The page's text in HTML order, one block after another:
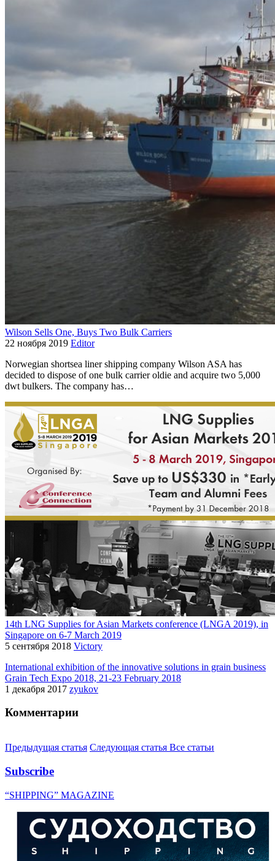
Wilson Sells One, Buys Two Bulk Carriers
22 ноября 2019 Editor
Norwegian shortsea liner shipping company Wilson ASA has
decided to dispose of one bulk carrier oldie and acquire two 5,000
dwt bulkers. The company has…
14th LNG Supplies for Asian Markets conference (LNGA 2019), in
Singapore on 6-7 March 2019
5 сентября 2018 Victory
International exhibition of the innovative solutions in grain business
Grain Tech Expo 2018, 21-23 February 2018
1 декабря 2017 zyukov
Комментарии
Предыдущая статья Следующая статья Все статьи
Subscribe
“SHIPPING” MAGAZINE